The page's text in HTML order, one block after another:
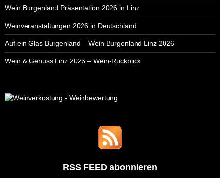
Wein Burgenland Präsentation 2026 in Linz
Weinveranstaltungen 2026 in Deutschland
Auf ein Glas Burgenland – Wein Burgenland Linz 2026
Wein & Genuss Linz 2026 – Wein-Rückblick
RSS FEED abonnieren